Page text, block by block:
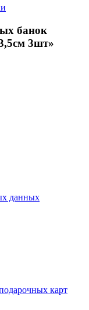
банок
3шт»
данных
карт